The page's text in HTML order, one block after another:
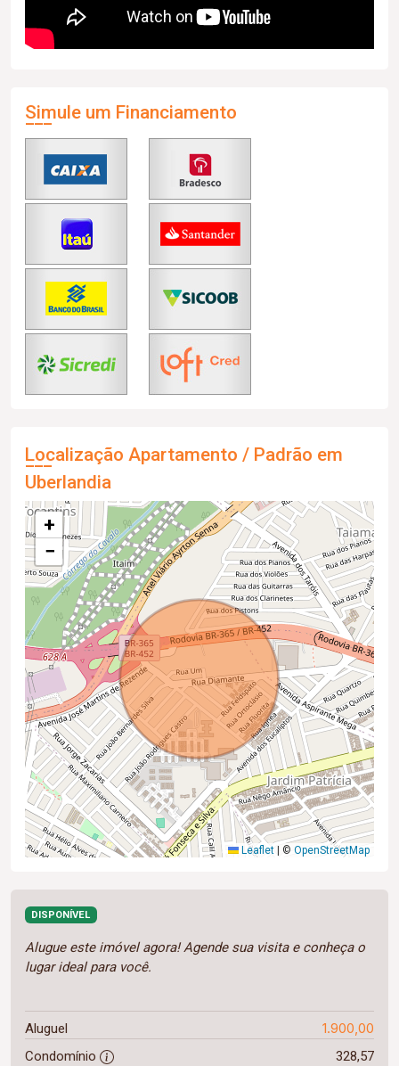
Simule um Financiamento
Localização Apartamento / Padrão em
Uberlandia
+
−
Leaflet | © OpenStreetMap
DISPONÍVEL
Alugue este imóvel agora! Agende sua visita e conheça o
lugar ideal para você.
Aluguel 1.900,00
Condomínio 328,57